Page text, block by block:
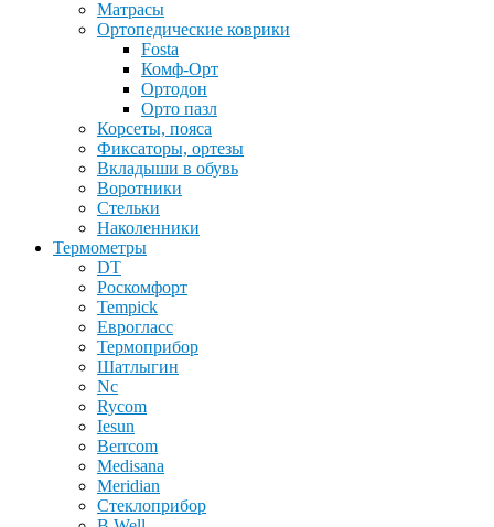
Матрасы
Ортопедические коврики
Fosta
Комф-Орт
Ортодон
Орто пазл
Корсеты, пояса
Фиксаторы, ортезы
Вкладыши в обувь
Воротники
Стельки
Наколенники
Термометры
DT
Роскомфорт
Tempick
Еврогласс
Термоприбор
Шатлыгин
Nc
Rycom
Iesun
Berrcom
Medisana
Meridian
Стеклоприбор